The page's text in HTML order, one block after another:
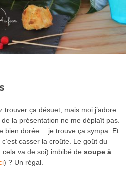
trouver ça désuet, mais moi j’adore.
de la présentation ne me déplaît pas.
bien dorée… je trouve ça sympa. Et
casser la croûte. Le goût du
va de soi) imbibé de soupe à
) ? Un régal.